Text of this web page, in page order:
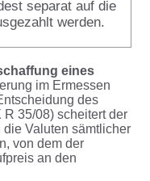
separat auf die
werden.
eines
im Ermessen
des
R 35/08) scheitert der
Valuten sämtlicher
von dem der
an den